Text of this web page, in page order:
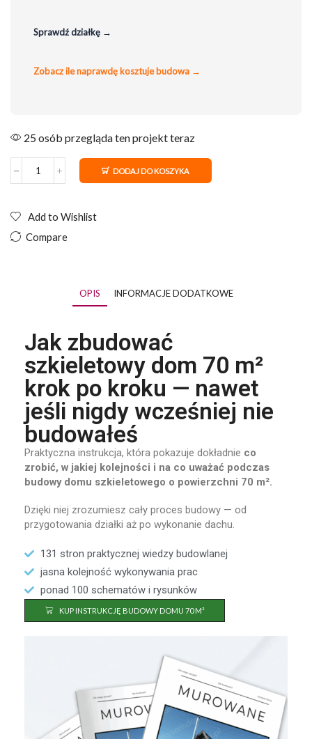
Sprawdź działkę →
Zobacz ile naprawdę kosztuje budowa →
25 osób przegląda ten projekt teraz
DODAJ DO KOSZYKA
Add to Wishlist
Compare
OPIS INFORMACJE DODATKOWE
Jak zbudować
szkieletowy dom 70 m²
krok po kroku — nawet
jeśli nigdy wcześniej nie
budowałeś
Praktyczna instrukcja, która pokazuje dokładnie co
zrobić, w jakiej kolejności i na co uważać podczas
budowy domu szkieletowego o powierzchni 70 m².
Dzięki niej zrozumiesz cały proces budowy — od
przygotowania działki aż po wykonanie dachu.
131 stron praktycznej wiedzy budowlanej
jasna kolejność wykonywania prac
ponad 100 schematów i rysunków
KUP INSTRUKCJĘ BUDOWY DOMU 70 M²